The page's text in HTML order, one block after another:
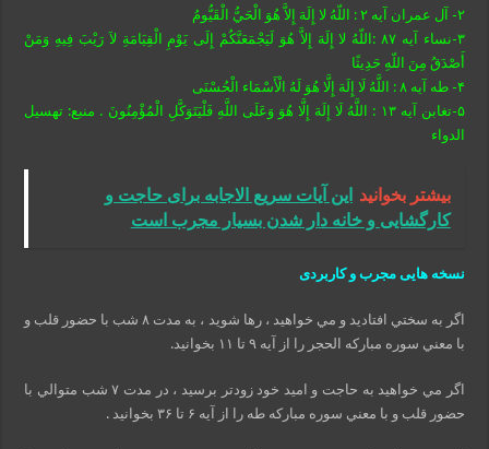
۲- آل عمران آیه ۲ : اللّهُ لا إِلَهَ إِلاَّ هُوَ الْحَيُّ الْقَيُّومُ
۳-نساء آیه ۸۷ :اللّهُ لا إِلَهَ إِلاَّ هُوَ لَيَجْمَعَنَّكُمْ إِلَى يَوْمِ الْقِيَامَةِ لاَ رَيْبَ فِيهِ وَمَنْ
أَصْدَقُ مِنَ اللّهِ حَدِيثًا
۴- طه آیه ۸ : اللَّهُ لَا إِلَهَ إِلَّا هُوَ لَهُ الْأَسْمَاء الْحُسْنَى
۵-تغابن آیه ۱۳ : اللَّهُ لَا إِلَهَ إِلَّا هُوَ وَعَلَى اللَّهِ فَلْيَتَوَكَّلِ الْمُؤْمِنُونَ . منبع: تهسیل
الدواء
بیشتر بخوانید این آیات سریع الاجابه برای حاجت و
کارگشایی و خانه دار شدن بسیار مجرب است
نسخه هایی مجرب و کاربردی
اگر به سختي افتاديد و مي خواهيد ، رها شويد ، به مدت ۸ شب با حضور قلب و
با معني سوره مباركه الحجر را از آيه ۹ تا ۱۱ بخوانيد.
اگر مي خواهيد به حاجت و اميد خود زودتر برسيد ، در مدت ۷ شب متوالي با
حضور قلب و با معني سوره مباركه طه را از آيه ۶ تا ۳۶ بخوانيد .